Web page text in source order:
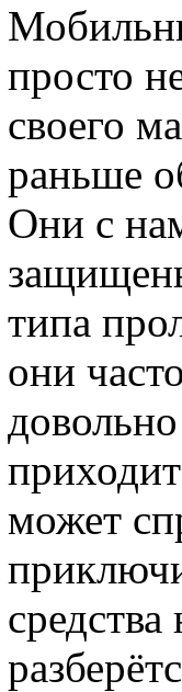
просто
своего
раньше
Они с
типа
они
может